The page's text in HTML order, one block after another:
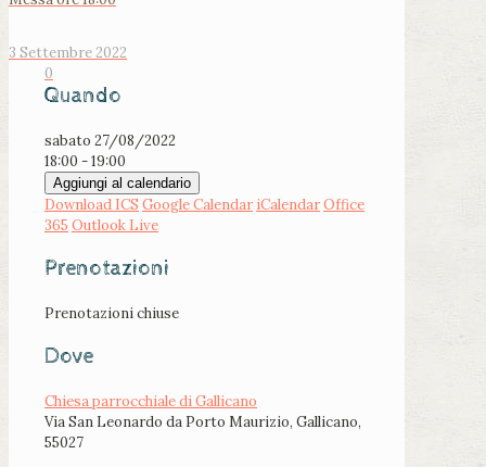
3 Settembre 2022
0
Quando
sabato 27/08/2022
18:00 - 19:00
Aggiungi al calendario
Download ICS Google Calendar iCalendarOffice
365 Outlook Live
Prenotazioni
Prenotazioni chiuse
Dove
Chiesa parrocchiale di Gallicano
Via San Leonardo da Porto Maurizio, Gallicano,
55027